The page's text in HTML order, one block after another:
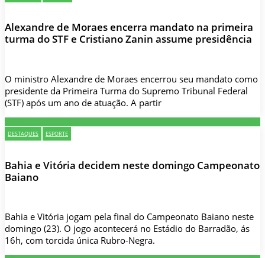
Alexandre de Moraes encerra mandato na primeira
turma do STF e Cristiano Zanin assume presidência
O ministro Alexandre de Moraes encerrou seu mandato como
presidente da Primeira Turma do Supremo Tribunal Federal
(STF) após um ano de atuação. A partir
DESTAQUES ESPORTE
Bahia e Vitória decidem neste domingo Campeonato
Baiano
Bahia e Vitória jogam pela final do Campeonato Baiano neste
domingo (23). O jogo acontecerá no Estádio do Barradão, ás
16h, com torcida única Rubro-Negra.